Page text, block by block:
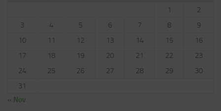
1
2
3
4 5 6 7 8
9
10
11 12 13 14 15
16
17
18 19 20 21 22
23
24
25 26 27 28 29
30
31
« Nov